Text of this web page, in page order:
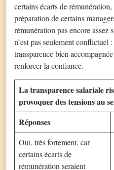
certains écarts de
préparation de certains
rémunération pas encore assez
n’est pas seulement conflictuel
transparence bien
renforcer la confiance.
La transparence salariale
provoquer des tensions au
Réponses
Oui, très fortement, car
certains écarts de
rémunération seraient